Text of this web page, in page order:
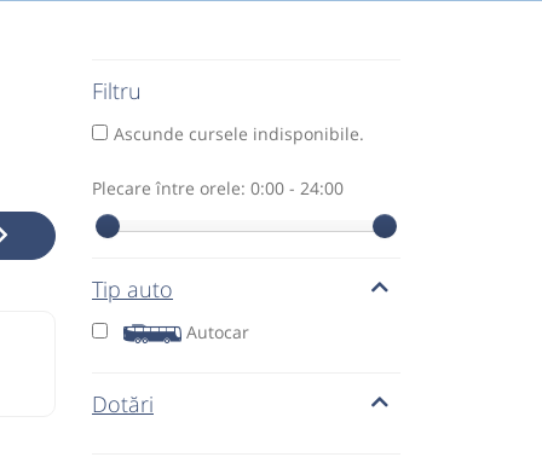
Filtru
Ascunde cursele indisponibile.
Plecare între orele: 0:00 - 24:00
Tip auto
Autocar
Dotări